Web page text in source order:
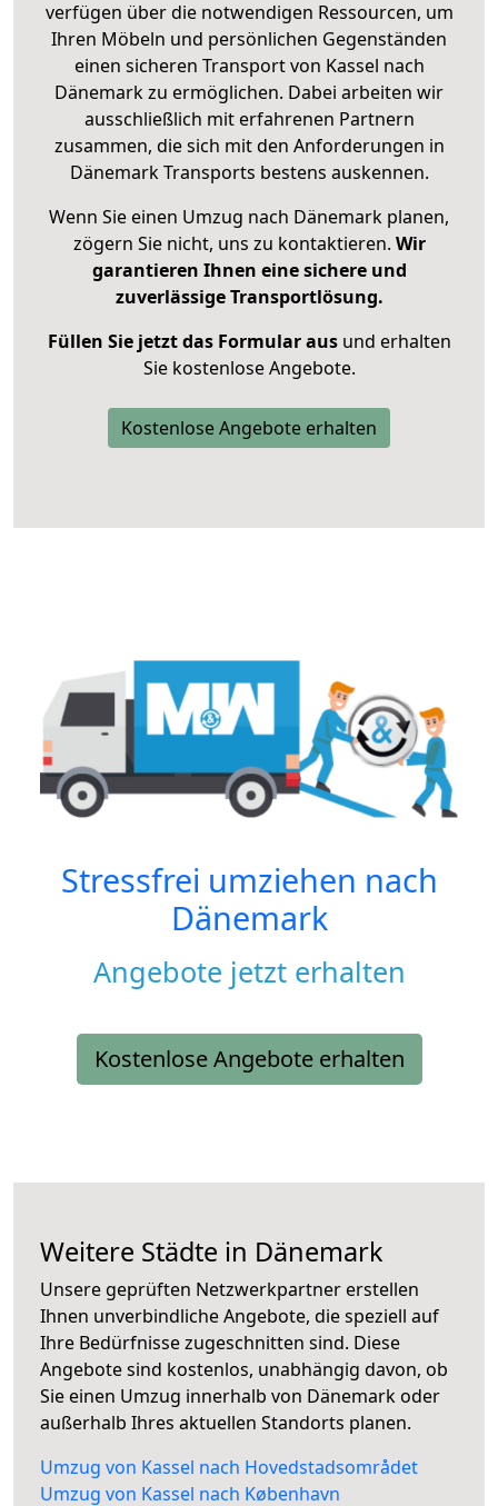
verfügen über die notwendigen Ressourcen, um
Ihren Möbeln und persönlichen Gegenständen
einen sicheren Transport von Kassel nach
Dänemark zu ermöglichen. Dabei arbeiten wir
ausschließlich mit erfahrenen Partnern
zusammen, die sich mit den Anforderungen in
Dänemark Transports bestens auskennen.
Wenn Sie einen Umzug nach Dänemark planen,
zögern Sie nicht, uns zu kontaktieren. Wir
garantieren Ihnen eine sichere und
zuverlässige Transportlösung.
Füllen Sie jetzt das Formular ausund erhalten
Sie kostenlose Angebote.
Kostenlose Angebote erhalten
Stressfrei umziehen nach
Dänemark
Angebote jetzt erhalten
Kostenlose Angebote erhalten
Weitere Städte in Dänemark
Unsere geprüften Netzwerkpartner erstellen
Ihnen unverbindliche Angebote, die speziell auf
Ihre Bedürfnisse zugeschnitten sind. Diese
Angebote sind kostenlos, unabhängig davon, ob
Sie einen Umzug innerhalb von Dänemark oder
außerhalb Ihres aktuellen Standorts planen.
Umzug von Kassel nach Hovedstadsområdet
Umzug von Kassel nach København